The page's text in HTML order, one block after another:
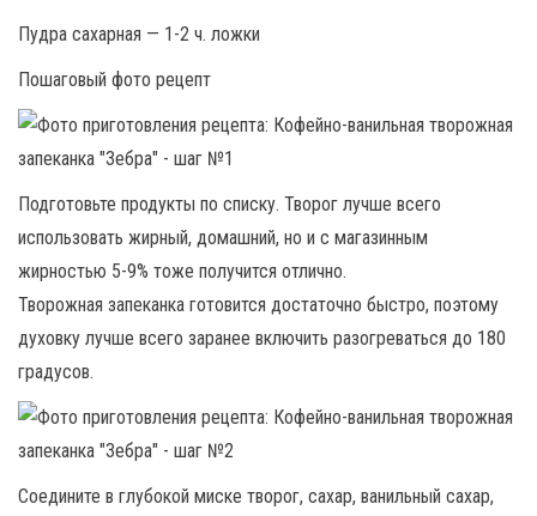
Пудра сахарная — 1-2 ч. ложки
Пошаговый фото рецепт
Подготовьте продукты по списку. Творог лучше всего
использовать жирный, домашний, но и с магазинным
жирностью 5-9% тоже получится отлично.
Творожная запеканка готовится достаточно быстро, поэтому
духовку лучше всего заранее включить разогреваться до 180
градусов.
Соедините в глубокой миске творог, сахар, ванильный сахар,